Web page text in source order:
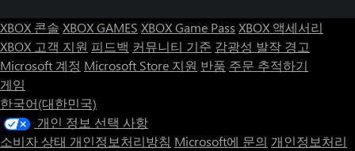
XBOX 콘솔 XBOX GAMES XBOX Game Pass XBOX 액세서리
XBOX 고객 지원 피드백 커뮤니티 기준 감광성 발작 경고
Microsoft 계정 Microsoft Store 지원 반품 주문 추적하기
게임
한국어(대한민국)
개인 정보 선택 사항
소비자 상태 개인정보처리방침 Microsoft에 문의 개인정보처리